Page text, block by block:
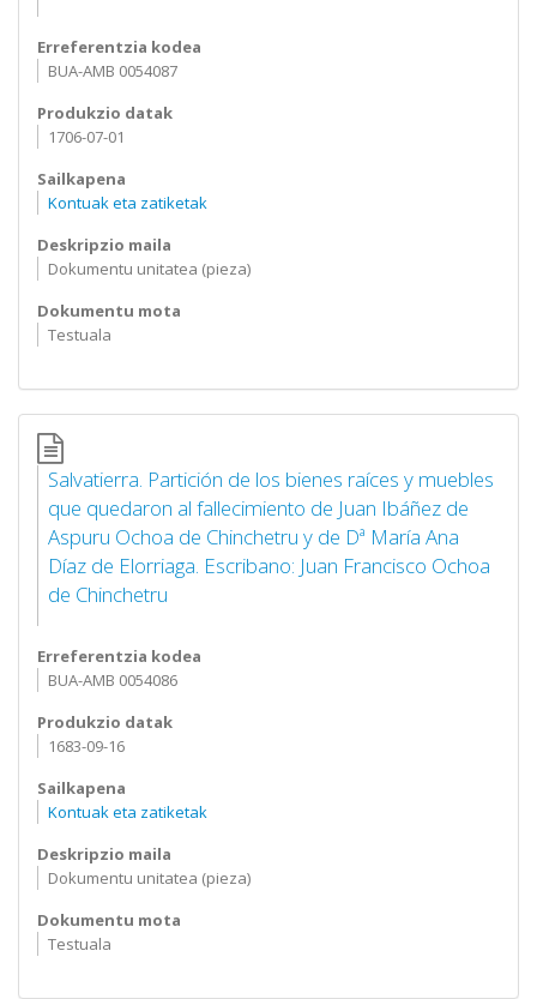
Erreferentzia kodea
BUA-AMB 0054087
Produkzio datak
1706-07-01
Sailkapena
Kontuak eta zatiketak
Deskripzio maila
Dokumentu unitatea (pieza)
Dokumentu mota
Testuala
Salvatierra. Partición de los bienes raíces y muebles
que quedaron al fallecimiento de Juan Ibáñez de
Aspuru Ochoa de Chinchetru y de Dª María Ana
Díaz de Elorriaga. Escribano: Juan Francisco Ochoa
de Chinchetru
Erreferentzia kodea
BUA-AMB 0054086
Produkzio datak
1683-09-16
Sailkapena
Kontuak eta zatiketak
Deskripzio maila
Dokumentu unitatea (pieza)
Dokumentu mota
Testuala